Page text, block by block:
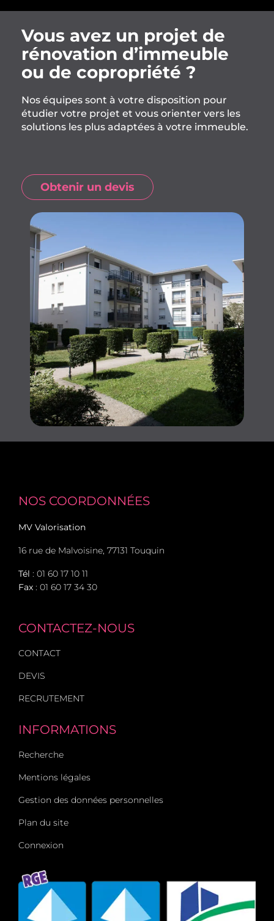
Vous avez un projet de
rénovation d’immeuble
ou de copropriété ?
Nos équipes sont à votre disposition pour
étudier votre projet et vous orienter vers les
solutions les plus adaptées à votre immeuble.
Obtenir un devis
NOS COORDONNÉES
MV Valorisation
16 rue de Malvoisine, 77131 Touquin
Tél : 01 60 17 10 11
Fax : 01 60 17 34 30
CONTACTEZ-NOUS
CONTACT
DEVIS
RECRUTEMENT
INFORMATIONS
Recherche
Mentions légales
Gestion des données personnelles
Plan du site
Connexion